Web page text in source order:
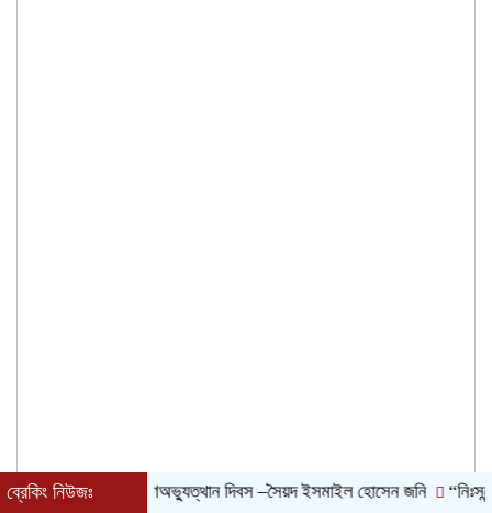
ব্রেকিং নিউজঃজুলাই গণঅভ্যুত্থান দিবস –সৈয়দ ইসমাইল হোসেন জনি “নিঃসন্দেহে